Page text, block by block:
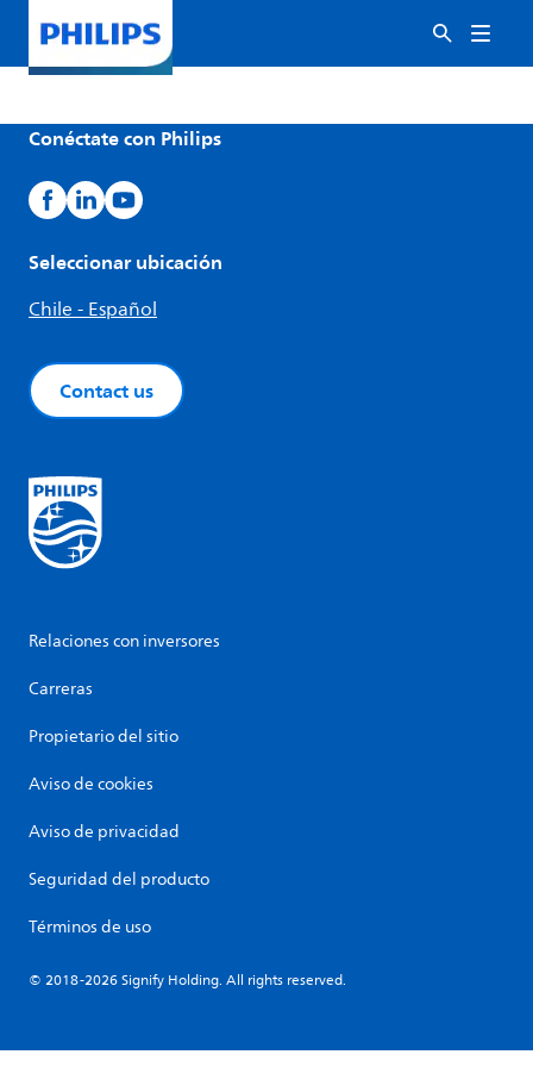
Conéctate con Philips
Seleccionar ubicación
Chile - Español
Contact us
Relaciones con inversores
Carreras
Propietario del sitio
Aviso de cookies
Aviso de privacidad
Seguridad del producto
Términos de uso
© 2018-2026 Signify Holding. All rights reserved.